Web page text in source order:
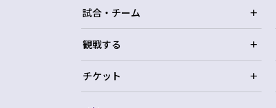
試合・チーム
観戦する
チケット